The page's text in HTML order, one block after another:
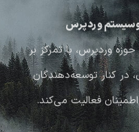
وردپرس
تجربه در حوزه وردپرس، با تمرکز بر
در کنار توسعه‌دهندگان
فعالیت می‌کند.